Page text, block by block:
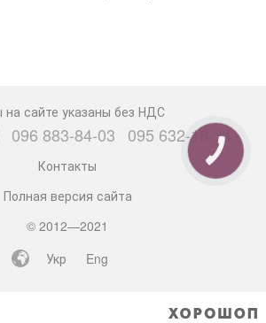
на сайте указаны без НДС
096 883-84-03 095 632-18-34
Контакты
Полная версия сайта
© 2012—2021
Укр
Eng
КНОПКА
СВЯЗИ